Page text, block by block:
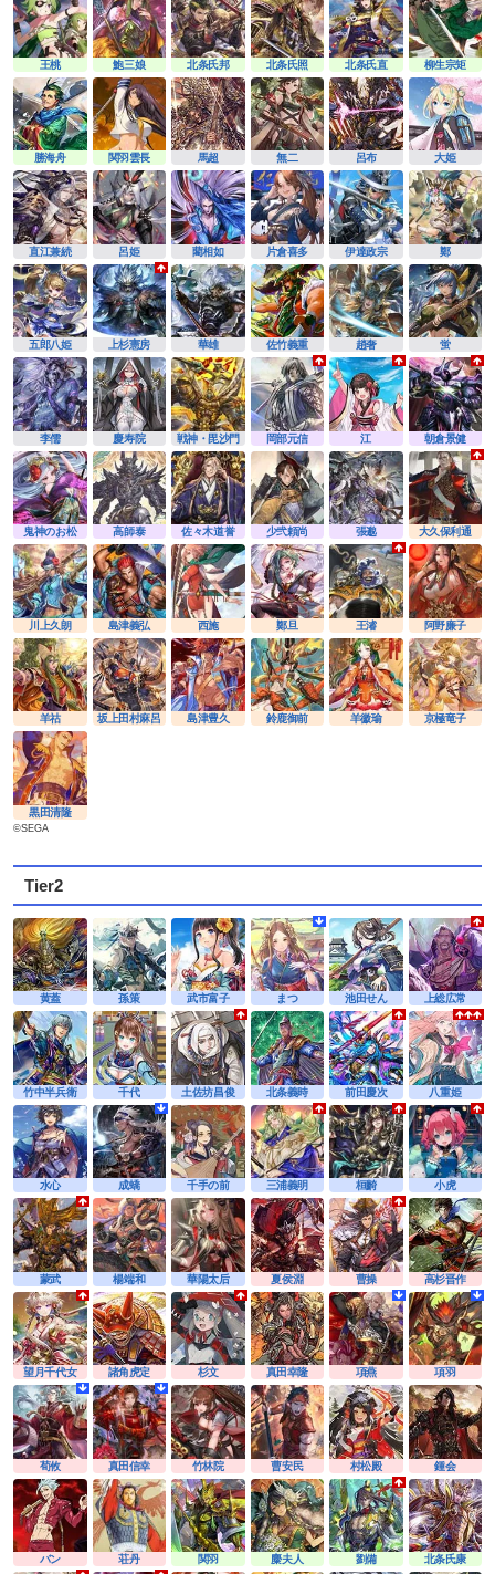
王桃 鮑三娘 北条氏邦 北条氏照 北条氏直 柳生宗矩
勝海舟 関羽雲長 馬超 無二 呂布 大姫
直江兼続 呂姫 藺相如 片倉喜多 伊達政宗 鄭
五郎八姫 上杉憲房 華雄 佐竹義重 趙奢 蛍
李儒 慶寿院 戦神・毘沙門 岡部元信 江 朝倉景健
鬼神のお松 高師泰 佐々木道誉 少弐頼尚 張邈 大久保利通
川上久朗 島津義弘 西施 鄭旦 王濬 阿野廉子
羊祜 坂上田村麻呂 島津豊久 鈴鹿御前 羊徽瑜 京極竜子
黒田清隆
©SEGA
Tier2
黄蓋 孫策 武市富子 まつ 池田せん 上総広常
竹中半兵衛 千代 土佐坊昌俊 北条義時 前田慶次 八重姫
水心 成蟜 千手の前 三浦義明 桓齮 小虎
蒙武 楊端和 華陽太后 夏侯淵 曹操 高杉晋作
望月千代女 諸角虎定 杉文 真田幸隆 項燕 項羽
荀攸 真田信幸 竹林院 曹安民 村松殿 鍾会
バン 荘丹 関羽 麋夫人 劉備 北条氏康